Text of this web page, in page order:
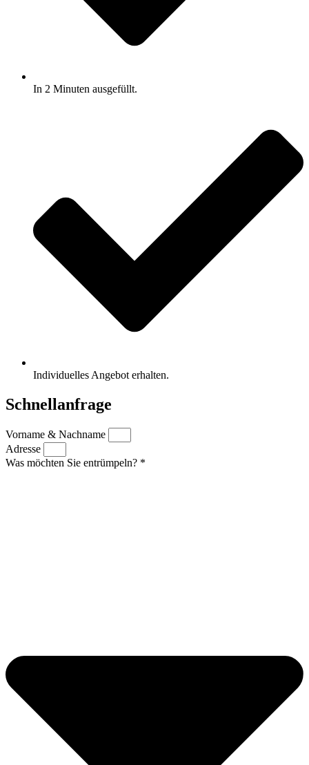
In 2 Minuten ausgefüllt.
Individuelles Angebot erhalten.
Schnellanfrage
Vorname & Nachname
Adresse
Was möchten Sie entrümpeln? *